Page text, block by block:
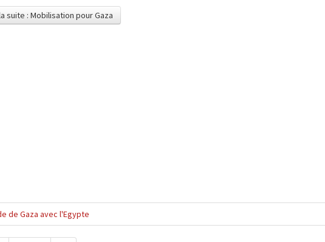
suite : Mobilisation pour Gaza
de Gaza avec l'Egypte